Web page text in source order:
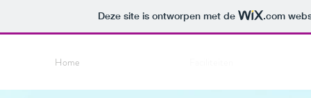
Deze site is ontworpen met de .com
Home